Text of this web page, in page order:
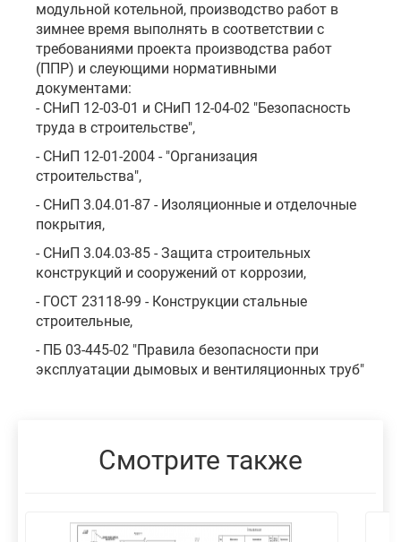
модульной котельной, производство работ в
зимнее время выполнять в соответствии с
требованиями проекта производства работ
(ППР) и слеующими нормативными
документами:
- СНиП 12-03-01 и СНиП 12-04-02 "Безопасность
труда в строительстве",
- СНиП 12-01-2004 - "Организация
строительства",
- СНиП 3.04.01-87 - Изоляционные и отделочные
покрытия,
- СНиП 3.04.03-85 - Защита строительных
конструкций и сооружений от коррозии,
- ГОСТ 23118-99 - Конструкции стальные
строительные,
- ПБ 03-445-02 "Правила безопасности при
эксплуатации дымовых и вентиляционных труб"
Смотрите также